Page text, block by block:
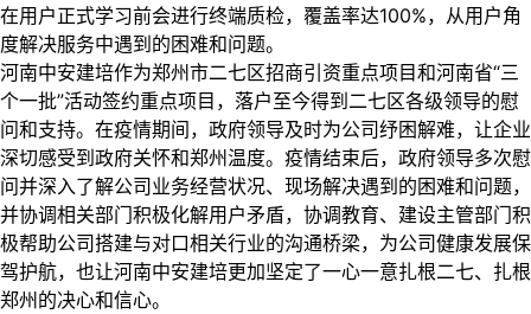
在用户正式学习前会进行终端质检，覆盖率达100%，从用户角
度解决服务中遇到的困难和问题。
河南中安建培作为郑州市二七区招商引资重点项目和河南省“三
个一批”活动签约重点项目，落户至今得到二七区各级领导的慰
问和支持。在疫情期间，政府领导及时为公司纾困解难，让企业
深切感受到政府关怀和郑州温度。疫情结束后，政府领导多次慰
问并深入了解公司业务经营状况、现场解决遇到的困难和问题，
并协调相关部门积极化解用户矛盾，协调教育、建设主管部门积
极帮助公司搭建与对口相关行业的沟通桥梁，为公司健康发展保
驾护航，也让河南中安建培更加坚定了一心一意扎根二七、扎根
郑州的决心和信心。